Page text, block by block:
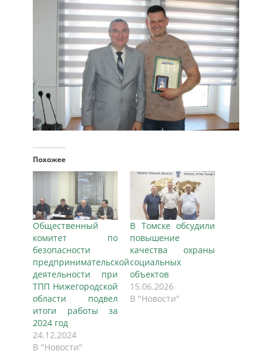
Похожее
Общественный
комитет по
безопасности
предпринимательской
деятельности при
ТПП Нижегородской
области подвел
итоги работы за
2024 год
24.12.2024
В "Новости"
В Томске обсудили
повышение
качества охраны
социальных
объектов
15.06.2026
В "Новости"